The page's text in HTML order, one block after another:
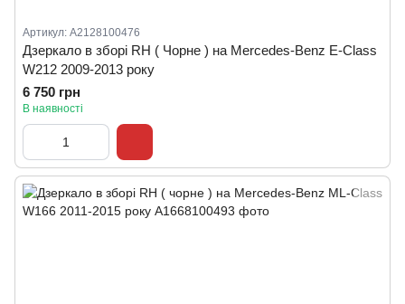
Артикул: A2128100476
Дзеркало в зборі RH ( Чорне ) на Mercedes-Benz E-Class
W212 2009-2013 року
6 750 грн
В наявності